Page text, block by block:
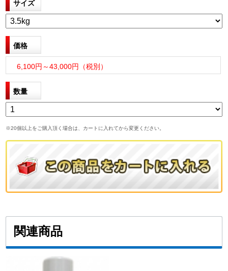
サイズ
価格
6,100円～43,000円（税別）
数量
※20個以上をご購入頂く場合は、カートに入れてから変更ください。
関連商品